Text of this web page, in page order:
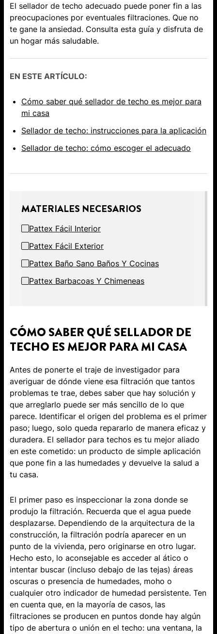
El ​​sellador de techo adecuado puede ​poner fin​​ a las
preocupaciones por eventuales filtraciones. Que no
te gane la ansiedad. Consulta esta guía y disfruta de
un hogar más saludable.
EN ESTE ARTÍCULO:
Cómo saber​​ qué sellador de techo es mejor para
mi casa
Sellador de techo: instrucciones para la aplicación
Sellador de techo: cómo escoger el adecuado
CÓMO SABER ​​QUÉ SELLADOR DE
TECHO ES MEJOR PARA MI CASA
Antes ​de ponerte​​ el traje de investigador para
averiguar de dónde viene esa filtración que tantos
problemas te trae, debes saber que hay solución y
que arreglarlo puede ser más sencillo de lo que
parece. Identificar el origen del problema es el primer
paso; luego, solo queda repararlo de manera eficaz y
duradera. El ​sellador para techos es tu mejor aliado
en este cometido: un producto de simple aplicación
que pone fin a las humedades y devuelve la salud a
tu casa.
MATERIALES NECESARIOS
Pattex Fácil Interior
Pattex Fácil Exterior
Pattex Baño Sano Baños Y Cocinas
Pattex Barbacoas Y Chimeneas
El primer paso es inspeccionar la zona donde se
produjo la filtración. Recuerda que el agua puede
desplazarse. Dependiendo de la arquitectura de la
construcción, la filtración podría aparecer en un
punto de la vivienda, pero originarse en otro lugar.
Hecho esto, lo aconsejable es acceder al ático o
intentar buscar (incluso debajo de las tejas) áreas
oscuras o presencia de humedades, moho o
cualquier otro indicador de humedad persistente. Ten
en cuenta que, en la mayoría de casos, las
filtraciones se producen en puntos donde hay algún
tipo de abertura o unión en el techo: una ventana, la